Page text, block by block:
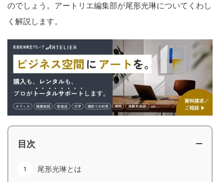
のでしょう。アートリエ編集部が尾形光琳についてくわし
く解説します。
目次
尾形光琳とは